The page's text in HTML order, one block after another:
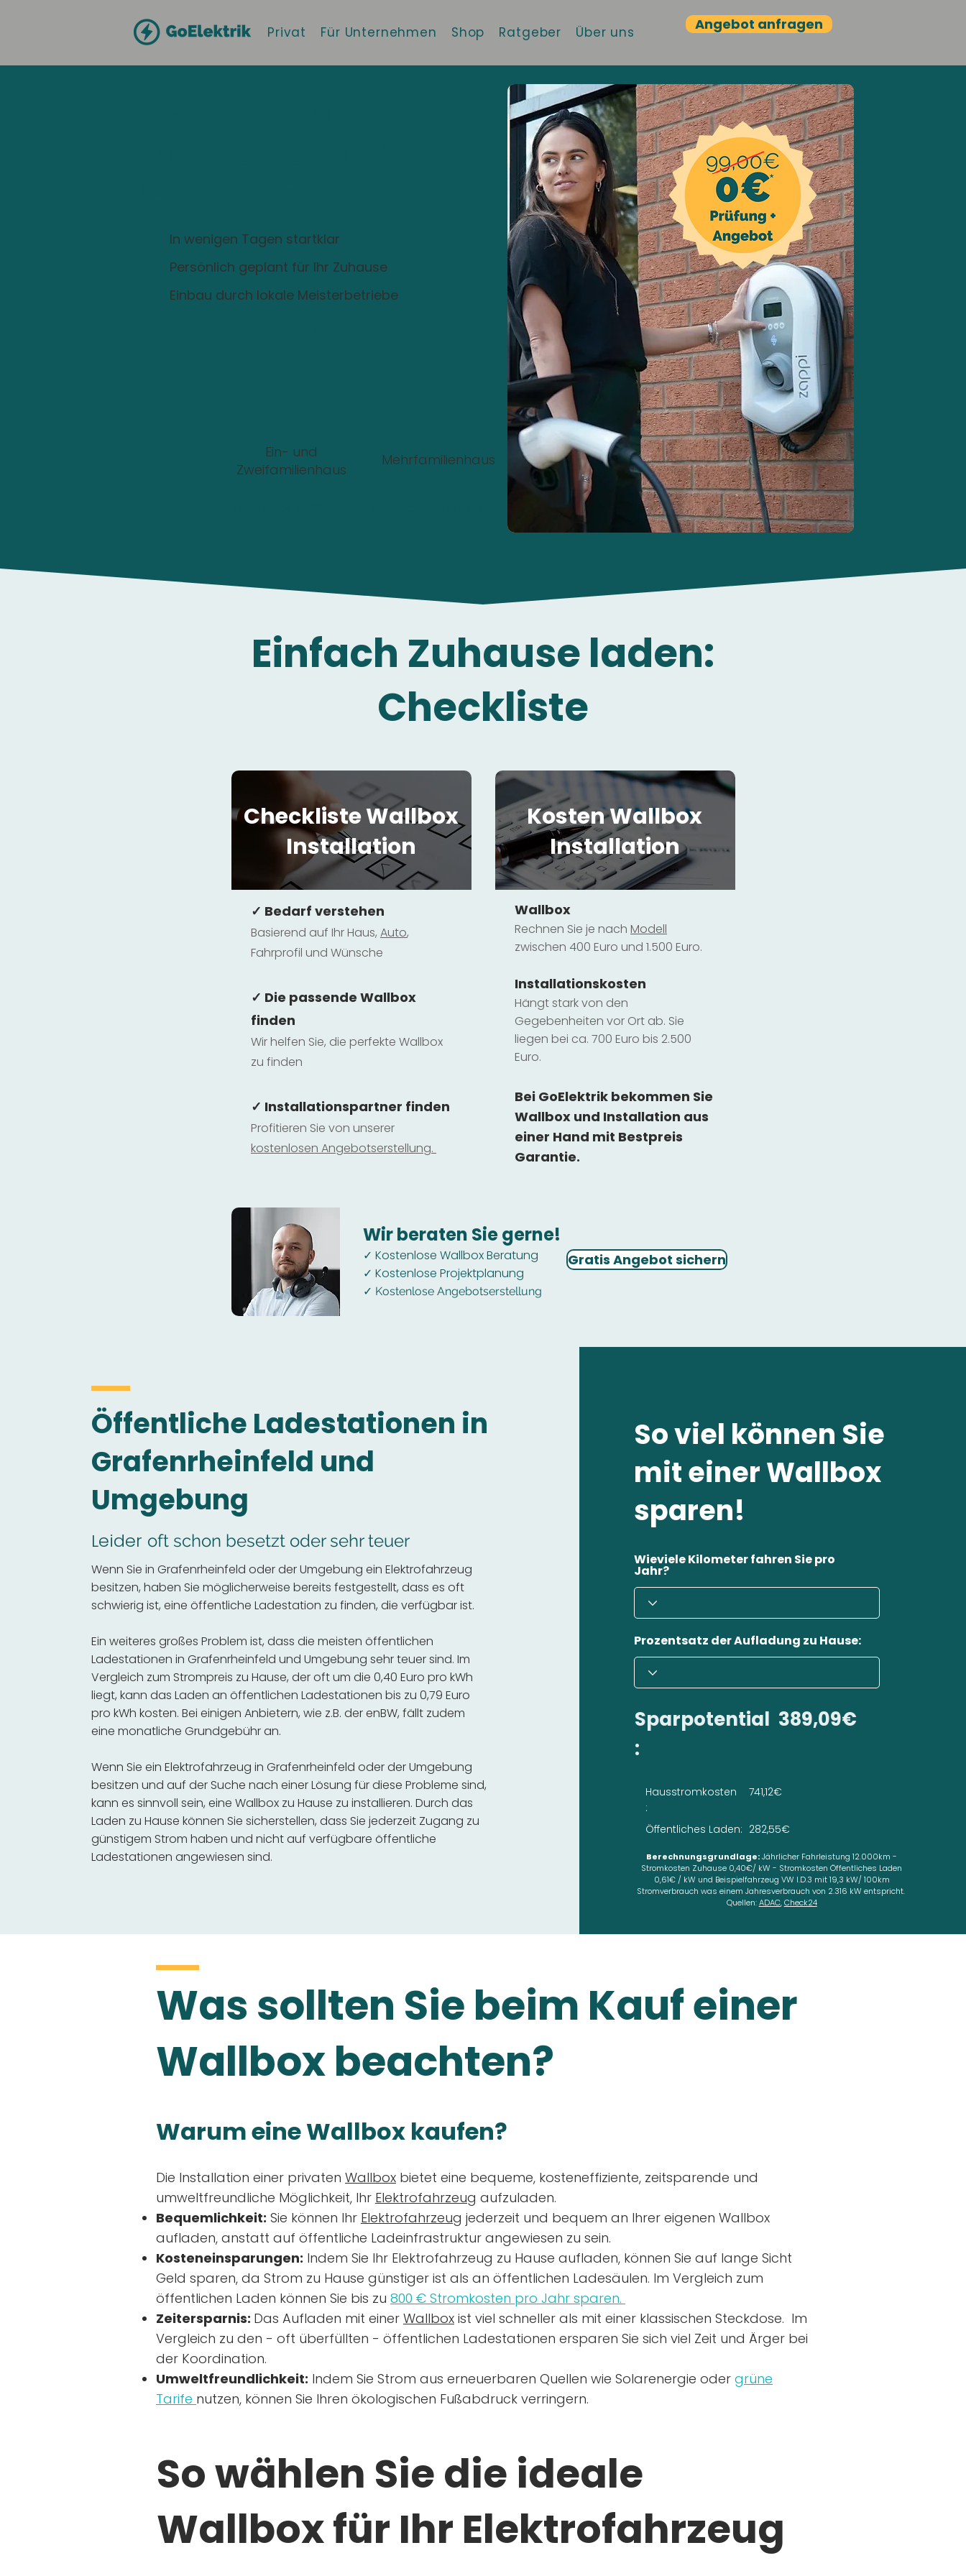
Privat Für Unternehmen Shop Ratgeber Über uns Angebot anfragen
In wenigen Tagen startklar
Persönlich geplant für Ihr Zuhause
Einbau durch lokale Meisterbetriebe
Ein- und
Zweifamilienhaus
Mehrfamilienhaus
Einfach Zuhause laden:
Checkliste
Checkliste Wallbox
Installation
✓ Bedarf verstehen
Basierend auf Ihr Haus, Auto,
Fahrprofil und Wünsche
✓ Die passende Wallbox
finden
Wir helfen Sie, die perfekte Wallbox
zu finden
✓ Installationspartner finden
Profitieren Sie von unserer
kostenlosen Angebotserstellung.
Kosten Wallbox
Installation
Wallbox
Rechnen Sie je nach Modell
zwischen 400 Euro und 1.500 Euro.
Installationskosten
Hängt stark von den
Gegebenheiten vor Ort ab. Sie
liegen bei ca. 700 Euro bis 2.500
Euro.
Bei GoElektrik bekommen Sie
Wallbox und Installation aus
einer Hand mit Bestpreis
Garantie.
Wir beraten Sie gerne!
✓ Kostenlose Wallbox Beratung
✓ Kostenlose Projektplanung
✓ Kostenlose Angebotserstellung
Gratis Angebot sichern
Öffentliche Ladestationen in
Grafenrheinfeld und
Umgebung
Leider oft schon besetzt oder sehr teuer
Wenn Sie in Grafenrheinfeld oder der Umgebung ein Elektrofahrzeug
besitzen, haben Sie möglicherweise bereits festgestellt, dass es oft
schwierig ist, eine öffentliche Ladestation zu finden, die verfügbar ist.
Ein weiteres großes Problem ist, dass die meisten öffentlichen
Ladestationen in Grafenrheinfeld und Umgebung sehr teuer sind. Im
Vergleich zum Strompreis zu Hause, der oft um die 0,40 Euro pro kWh
liegt, kann das Laden an öffentlichen Ladestationen bis zu 0,79 Euro
pro kWh kosten. Bei einigen Anbietern, wie z.B. der enBW, fällt zudem
eine monatliche Grundgebühr an.
Wenn Sie ein Elektrofahrzeug in Grafenrheinfeld oder der Umgebung
besitzen und auf der Suche nach einer Lösung für diese Probleme sind,
kann es sinnvoll sein, eine Wallbox zu Hause zu installieren. Durch das
Laden zu Hause können Sie sicherstellen, dass Sie jederzeit Zugang zu
günstigem Strom haben und nicht auf verfügbare öffentliche
Ladestationen angewiesen sind.
So viel können Sie
mit einer Wallbox
sparen!
Wieviele Kilometer fahren Sie pro
Jahr?
Prozentsatz der Aufladung zu Hause:
Sparpotential
:
389,09€
Hausstromkosten
:
Öffentliches Laden:
741,12€
282,55€
Berechnungsgrundlage:Jährlicher Fahrleistung 12.000km -
Stromkosten Zuhause 0,40€/ kW - Stromkosten Öffentliches Laden
0,61€ / kW und Beispielfahrzeug VW I.D.3 mit 19,3 kW/ 100km
Stromverbrauch was einem Jahresverbrauch von 2.316 kW entspricht.
Quellen:ADAC,Check24
Was sollten Sie beim Kauf einer
Wallbox beachten?
Warum eine Wallbox kaufen?
Die Installation einer privaten Wallbox bietet eine bequeme, kosteneffiziente, zeitsparende und
umweltfreundliche Möglichkeit, Ihr Elektrofahrzeug aufzuladen.
Bequemlichkeit: Sie können Ihr Elektrofahrzeug jederzeit und bequem an Ihrer eigenen Wallbox
aufladen, anstatt auf öffentliche Ladeinfrastruktur angewiesen zu sein.
Kosteneinsparungen: Indem Sie Ihr Elektrofahrzeug zu Hause aufladen, können Sie auf lange Sicht
Geld sparen, da Strom zu Hause günstiger ist als an öffentlichen Ladesäulen. Im Vergleich zum
öffentlichen Laden können Sie bis zu 800 € Stromkosten pro Jahr sparen.
Zeitersparnis: Das Aufladen mit einer Wallbox ist viel schneller als mit einer klassischen Steckdose. Im
Vergleich zu den - oft überfüllten - öffentlichen Ladestationen ersparen Sie sich viel Zeit und Ärger bei
der Koordination.
Umweltfreundlichkeit: Indem Sie Strom aus erneuerbaren Quellen wie Solarenergie oder grüne
Tarife nutzen, können Sie Ihren ökologischen Fußabdruck verringern.
So wählen Sie die ideale
Wallbox für Ihr Elektrofahrzeug